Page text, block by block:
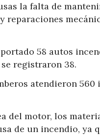
la falta de
reparaciones
58 autos
registraron 38.
atendieron
del motor, los
de un incendio, ya